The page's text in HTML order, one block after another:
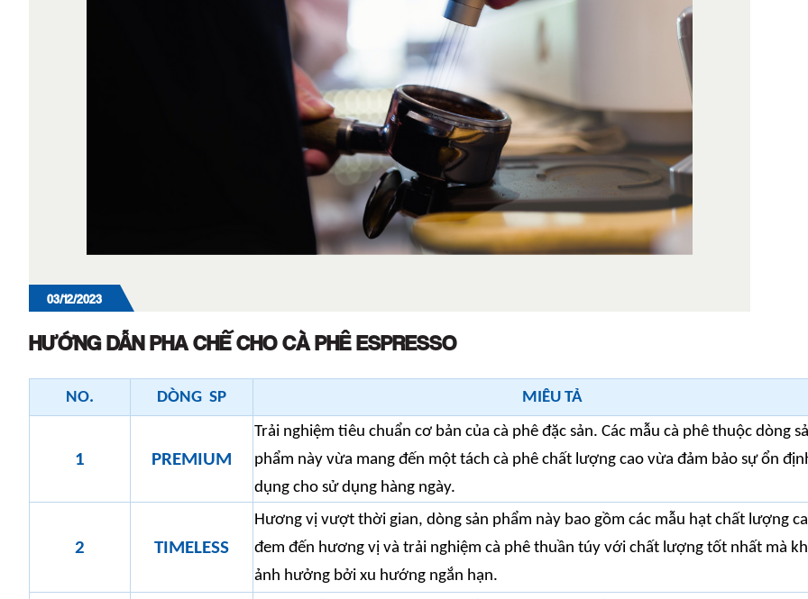
03/12/2023
HƯỚNG DẪN PHA CHẾ CHO CÀ PHÊ ESPRESSO
NO. DÒNG SP MIÊU TẢ
1 PREMIUM
Trải nghiệm tiêu chuẩn cơ bản của cà phê đặc sản. Các mẫu cà phê thuộc dòng
phẩm này vừa mang đến một tách cà phê chất lượng cao vừa đảm bảo sự ổn
dụng cho sử dụng hàng ngày.
2 TIMELESS
Hương vị vượt thời gian, dòng sản phẩm này bao gồm các mẫu hạt chất lượng
đem đến hương vị và trải nghiệm cà phê thuần túy với chất lượng tốt nhất mà
ảnh hưởng bởi xu hướng ngắn hạn.